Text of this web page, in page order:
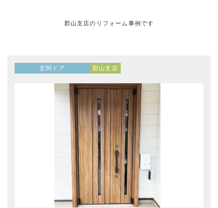
郡山支店のリフォーム事例です
玄関ドア 郡山支店